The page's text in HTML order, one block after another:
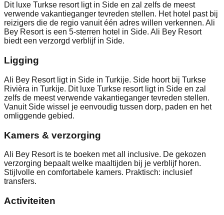
Dit luxe Turkse resort ligt in Side en zal zelfs de meest
verwende vakantieganger tevreden stellen. Het hotel past bij
reizigers die de regio vanuit één adres willen verkennen. Ali
Bey Resort is een 5-sterren hotel in Side. Ali Bey Resort
biedt een verzorgd verblijf in Side.
Ligging
Ali Bey Resort ligt in Side in Turkije. Side hoort bij Turkse
Rivièra in Turkije. Dit luxe Turkse resort ligt in Side en zal
zelfs de meest verwende vakantieganger tevreden stellen.
Vanuit Side wissel je eenvoudig tussen dorp, paden en het
omliggende gebied.
Kamers & verzorging
Ali Bey Resort is te boeken met all inclusive. De gekozen
verzorging bepaalt welke maaltijden bij je verblijf horen.
Stijlvolle en comfortabele kamers. Praktisch: inclusief
transfers.
Activiteiten